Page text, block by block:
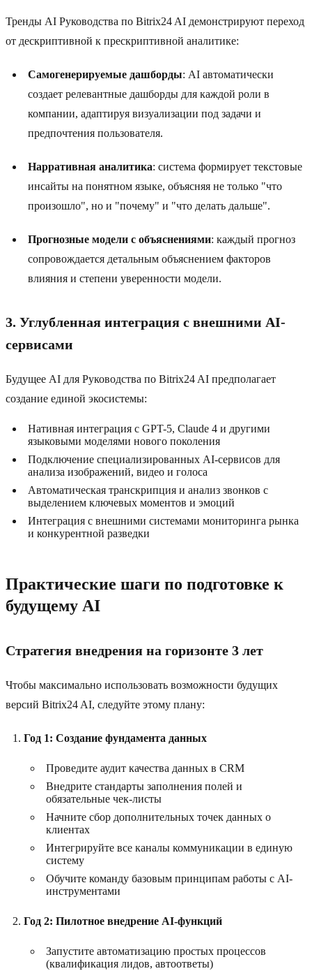
Тренды AI Руководства по Bitrix24 AI демонстрируют переход
от дескриптивной к прескриптивной аналитике:
Самогенерируемые дашборды: AI автоматически
создает релевантные дашборды для каждой роли в
компании, адаптируя визуализации под задачи и
предпочтения пользователя.
Нарративная аналитика: система формирует текстовые
инсайты на понятном языке, объясняя не только "что
произошло", но и "почему" и "что делать дальше".
Прогнозные модели с объяснениями: каждый прогноз
сопровождается детальным объяснением факторов
влияния и степени уверенности модели.
3. Углубленная интеграция с внешними AI-
сервисами
Будущее AI для Руководства по Bitrix24 AI предполагает
создание единой экосистемы:
Нативная интеграция с GPT-5, Claude 4 и другими
языковыми моделями нового поколения
Подключение специализированных AI-сервисов для
анализа изображений, видео и голоса
Автоматическая транскрипция и анализ звонков с
выделением ключевых моментов и эмоций
Интеграция с внешними системами мониторинга рынка
и конкурентной разведки
Практические шаги по подготовке к
будущему AI
Стратегия внедрения на горизонте 3 лет
Чтобы максимально использовать возможности будущих
версий Bitrix24 AI, следуйте этому плану:
Год 1: Создание фундамента данных
Проведите аудит качества данных в CRM
Внедрите стандарты заполнения полей и
обязательные чек-листы
Начните сбор дополнительных точек данных о
клиентах
Интегрируйте все каналы коммуникации в единую
систему
Обучите команду базовым принципам работы с AI-
инструментами
Год 2: Пилотное внедрение AI-функций
Запустите автоматизацию простых процессов
(квалификация лидов, автоответы)